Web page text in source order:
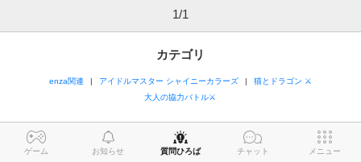
1/1
カテゴリ
enza関連 アイドルマスター シャイニーカラーズ
猫とドラゴン ⚔
大人の協力バトル⚔
ゲーム お知らせ 質問ひろば チャット メニュー